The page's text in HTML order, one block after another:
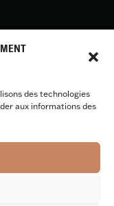
des technologies
aux informations des